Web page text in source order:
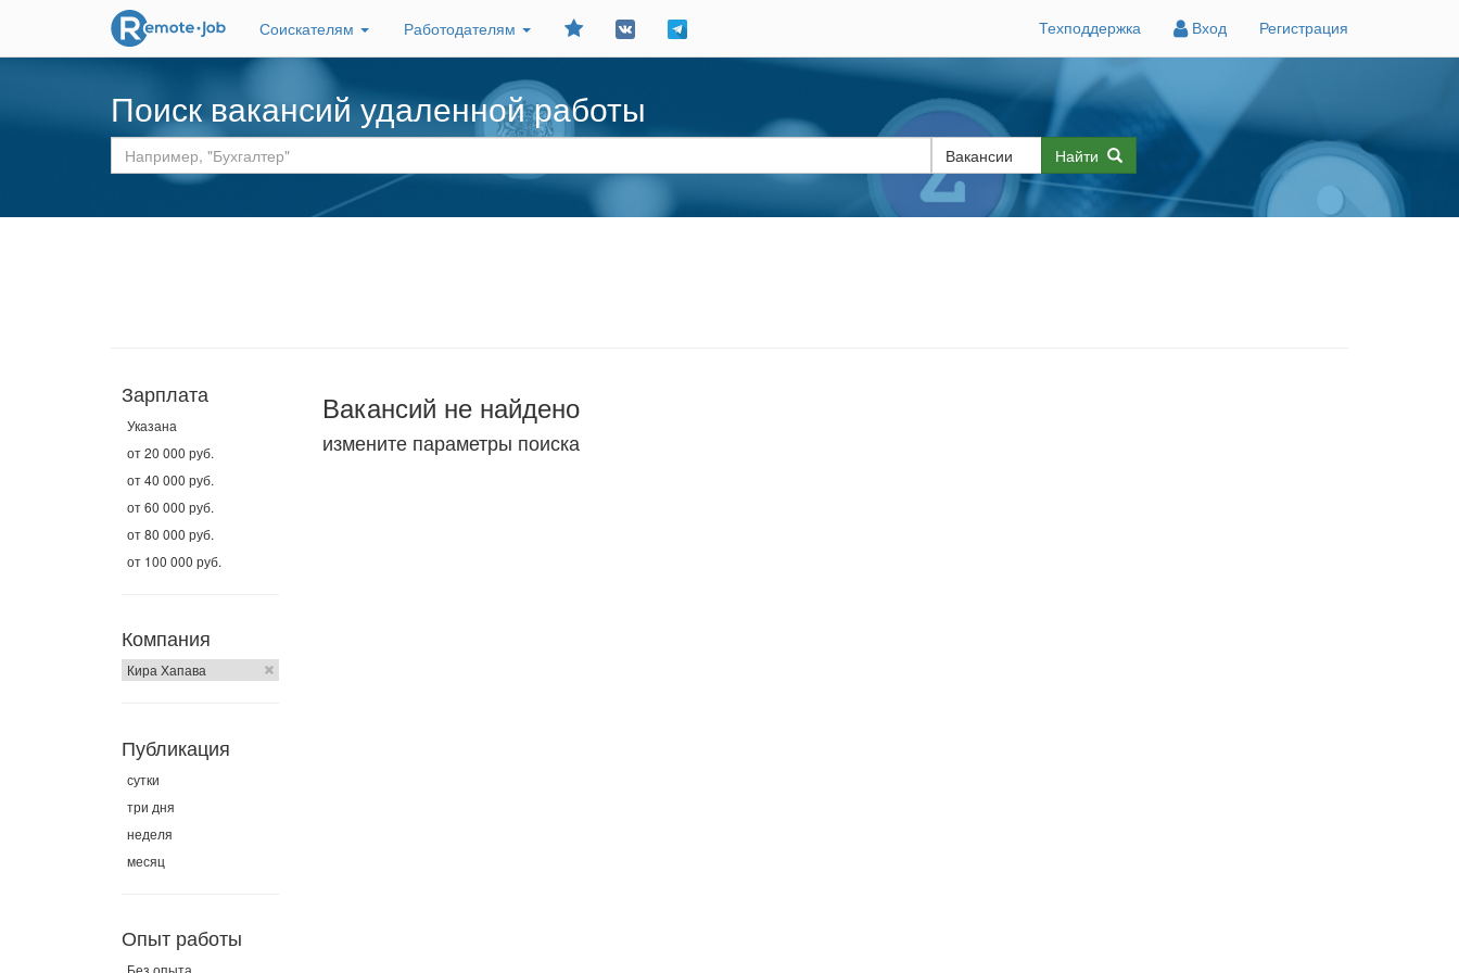
Соискателям Работодателям
Добавить
Техподдержка Вход Регистрация
Поиск вакансий удаленной работы
Найти
Зарплата
Указана
от 20 000 руб.
от 40 000 руб.
от 60 000 руб.
от 80 000 руб.
от 100 000 руб.
Компания
Кира Хапава
Публикация
сутки
три дня
неделя
месяц
Опыт работы
Без опыта
Вакансий не найдено
измените параметры поиска